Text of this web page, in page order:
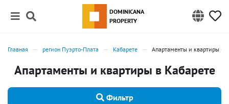
DOMINICANA
PROPERTY
Главная регион Пуэрто-Плата Кабарете Апартаменты и квартиры в
Апартаменты и квартиры в Кабарете
Фильтр